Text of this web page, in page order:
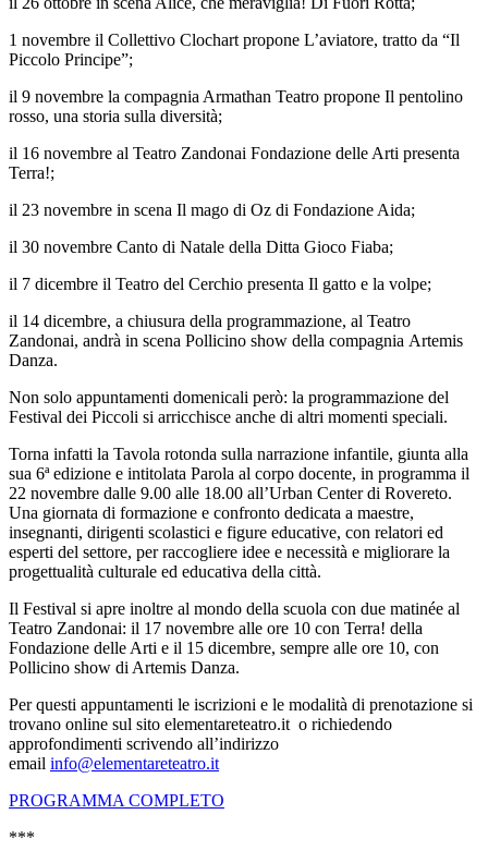
1 novembre il Collettivo Clochart propone L’aviatore, tratto da “Il
Piccolo Principe”;
il 9 novembre la compagnia Armathan Teatro propone Il pentolino
rosso, una storia sulla diversità;
il 16 novembre al Teatro Zandonai Fondazione delle Arti presenta
Terra!;
il 23 novembre in scena Il mago di Oz di Fondazione Aida;
il 30 novembre Canto di Natale della Ditta Gioco Fiaba;
il 7 dicembre il Teatro del Cerchio presenta Il gatto e la volpe;
il 14 dicembre, a chiusura della programmazione, al Teatro
Zandonai, andrà in scena Pollicino show della compagnia Artemis
Danza.
Non solo appuntamenti domenicali però: la programmazione del
Festival dei Piccoli si arricchisce anche di altri momenti speciali.
Torna infatti la Tavola rotonda sulla narrazione infantile, giunta alla
sua 6ª edizione e intitolata Parola al corpo docente, in programma il
22 novembre dalle 9.00 alle 18.00 all’Urban Center di Rovereto.
Una giornata di formazione e confronto dedicata a maestre,
insegnanti, dirigenti scolastici e figure educative, con relatori ed
esperti del settore, per raccogliere idee e necessità e migliorare la
progettualità culturale ed educativa della città.
Il Festival si apre inoltre al mondo della scuola con due matinée al
Teatro Zandonai: il 17 novembre alle ore 10 con Terra! della
Fondazione delle Arti e il 15 dicembre, sempre alle ore 10, con
Pollicino show di Artemis Danza.
Per questi appuntamenti le iscrizioni e le modalità di prenotazione si
trovano online sul sito elementareteatro.it o richiedendo
approfondimenti scrivendo all’indirizzo
email info@elementareteatro.it
PROGRAMMA COMPLETO
***